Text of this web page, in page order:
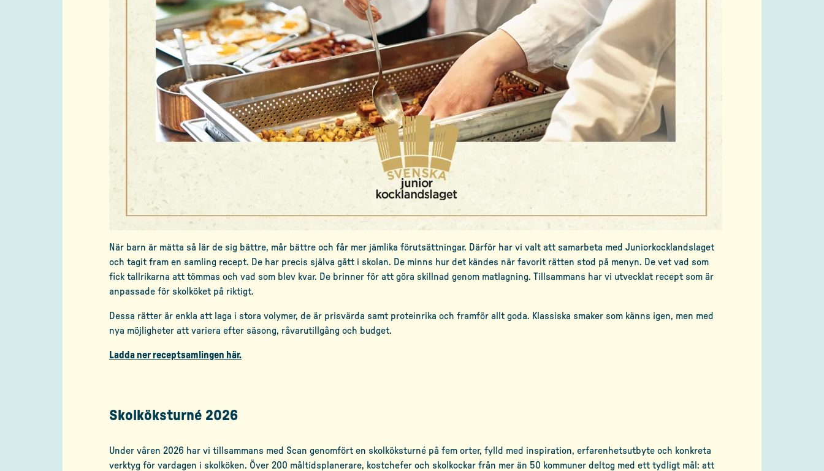
När barn är mätta så lär de sig bättre, mår bättre och får mer jämlika förutsättningar. Därför har vi valt att samarbeta med Juniorkocklandslaget
och tagit fram en samling recept. De har precis själva gått i skolan. De minns hur det kändes när favorit rätten stod på menyn. De vet vad som
fick tallrikarna att tömmas och vad som blev kvar. De brinner för att göra skillnad genom matlagning. Tillsammans har vi utvecklat recept som är
anpassade för skolköket på riktigt.
Dessa rätter är enkla att laga i stora volymer, de är prisvärda samt proteinrika och framför allt goda. Klassiska smaker som känns igen, men med
nya möjligheter att variera efter säsong, råvarutillgång och budget.
Ladda ner receptsamlingen här.
Skolköksturné 2026
Under våren 2026 har vi tillsammans med Scan genomfört en skolköksturné på fem orter, fylld med inspiration, erfarenhetsutbyte och konkreta
verktyg för vardagen i skolköken. Över 200 måltidsplanerare, kostchefer och skolkockar från mer än 50 kommuner deltog med ett tydligt mål: att